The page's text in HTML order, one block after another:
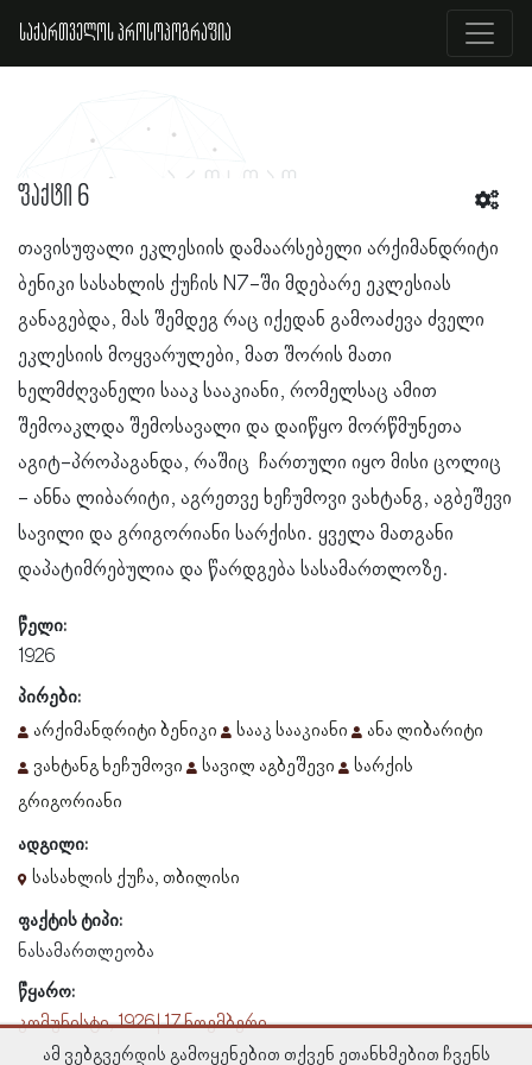
საქართველოს პროსოპოგრაფია
ფაქტი 6
თავისუფალი ეკლესიის დამაარსებელი არქიმანდრიტი
ბენიკი სასახლის ქუჩის N7-ში მდებარე ეკლესიას
განაგებდა, მას შემდეგ რაც იქედან გამოაძევა ძველი
ეკლესიის მოყვარულები, მათ შორის მათი
ხელმძღვანელი სააკ სააკიანი, რომელსაც ამით
შემოაკლდა შემოსავალი და დაიწყო მორწმუნეთა
აგიტ-პროპაგანდა, რაშიც ჩართული იყო მისი ცოლიც
- ანნა ლიბარიტი, აგრეთვე ხეჩუმოვი ვახტანგ, აგბეშევი
სავილი და გრიგორიანი სარქისი. ყველა მათგანი
დაპატიმრებულია და წარდგება სასამართლოზე.
წელი:
1926
პირები:
არქიმანდრიტი ბენიკი
სააკ სააკიანი
ანა ლიბარიტი
ვახტანგ ხეჩუმოვი
სავილ აგბეშევი
სარქის
გრიგორიანი
ადგილი:
სასახლის ქუჩა, თბილისი
ფაქტის ტიპი:
ნასამართლეობა
წყარო:
კომუნისტი, 1926 | 17 ნოემბერი
ამ ვებგვერდის გამოყენებით თქვენ ეთანხმებით ჩვენს